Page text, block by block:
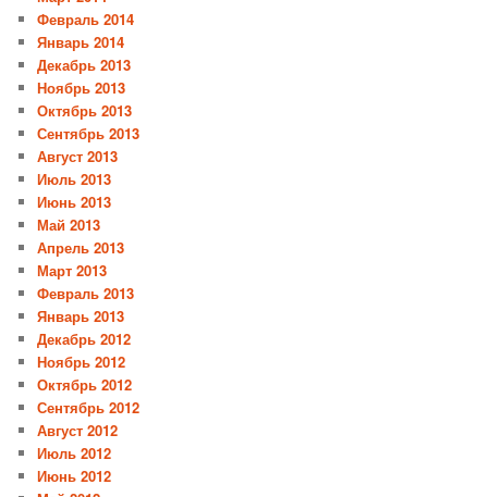
Февраль 2014
Январь 2014
Декабрь 2013
Ноябрь 2013
Октябрь 2013
Сентябрь 2013
Август 2013
Июль 2013
Июнь 2013
Май 2013
Апрель 2013
Март 2013
Февраль 2013
Январь 2013
Декабрь 2012
Ноябрь 2012
Октябрь 2012
Сентябрь 2012
Август 2012
Июль 2012
Июнь 2012